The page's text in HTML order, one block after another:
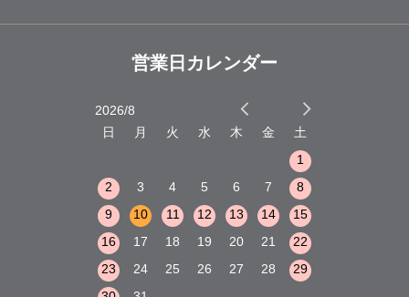
営業日カレンダー
2026/8
日
月 火 水 木 金
土
1
2
3 4 5 6 7
8
9
10 11 12 13 14
15
16
17 18 19 20 21
22
23
24 25 26 27 28
29